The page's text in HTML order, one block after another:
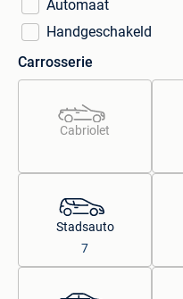
Automaat
Handgeschakeld
Carrosserie
Cabriolet
Stadsauto
7